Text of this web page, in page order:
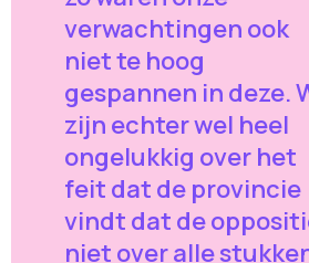
verwachtingen ook
niet te hoog
gespannen in deze.
zijn echter wel heel
ongelukkig over het
feit dat de provincie
vindt dat de
niet over alle